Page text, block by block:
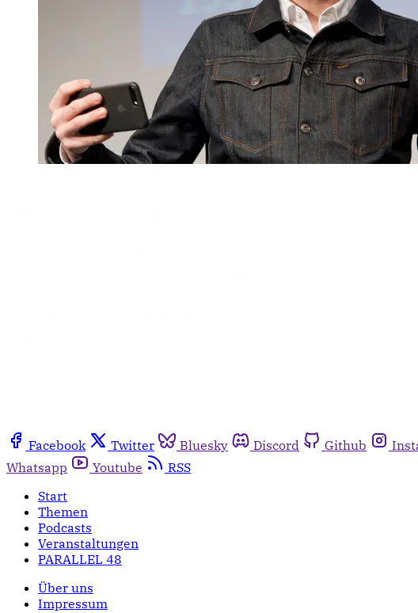
Facebook Twitter Bluesky Discord Github
Whatsapp
Youtube
RSS
Start
Themen
Podcasts
Veranstaltungen
PARALLEL 48
Über uns
Impressum